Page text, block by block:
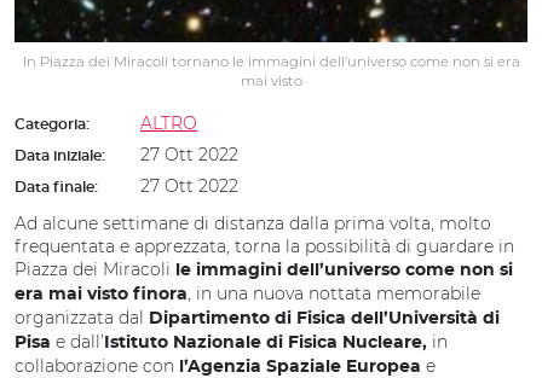
In Piazza dei Miracoli tornano le immagini dell’universo come non si era
mai visto
Categoria: ALTRO
Data iniziale: 27 Ott 2022
Data finale:
27 Ott 2022
Ad alcune settimane di distanza dalla prima volta, molto
frequentata e apprezzata, torna la possibilità di guardare in
Piazza dei Miracoli
le immagini dell’universo come non si
era mai visto finora, in una nuova nottata memorabile
organizzata dal Dipartimento di Fisica dell’Università di
Pisa e dall’ Istituto Nazionale di Fisica Nucleare, in
collaborazione con
l’Agenzia Spaziale Europea e